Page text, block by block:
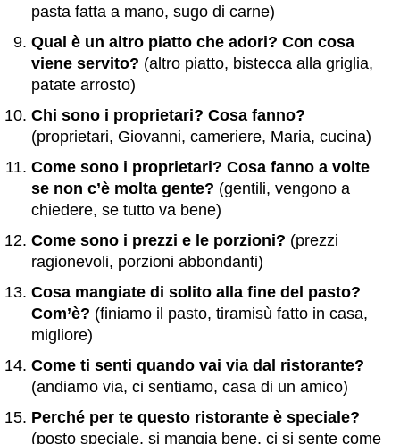
pasta fatta a mano, sugo di carne)
Qual è un altro piatto che adori? Con cosa
viene servito? (altro piatto, bistecca alla griglia,
patate arrosto)
Chi sono i proprietari? Cosa fanno?
(proprietari, Giovanni, cameriere, Maria, cucina)
Come sono i proprietari? Cosa fanno a volte
se non c’è molta gente? (gentili, vengono a
chiedere, se tutto va bene)
Come sono i prezzi e le porzioni? (prezzi
ragionevoli, porzioni abbondanti)
Cosa mangiate di solito alla fine del pasto?
Com’è? (finiamo il pasto, tiramisù fatto in casa,
migliore)
Come ti senti quando vai via dal ristorante?
(andiamo via, ci sentiamo, casa di un amico)
Perché per te questo ristorante è speciale?
(posto speciale, si mangia bene, ci si sente come